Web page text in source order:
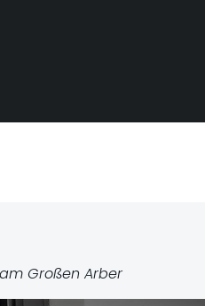
Großen Arber